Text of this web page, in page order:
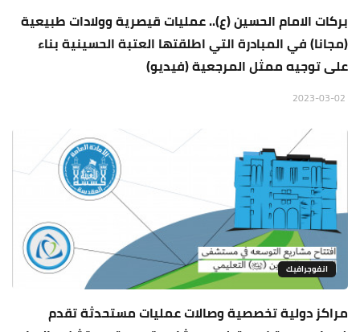
بركات الامام الحسين (ع).. عمليات قيصرية وولادات طبيعية
(مجانا) في المبادرة التي اطلقتها العتبة الحسينية بناء
على توجيه ممثل المرجعية (فيديو)
انفوجرافيك
مراكز دولية تخصصية وصالات عمليات مستحدثة تقدم